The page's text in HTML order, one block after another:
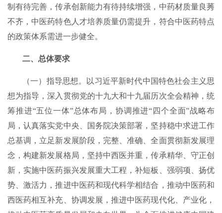
制有待完善，传承创新能力有待持续增强，中药材质量良莠
不齐，中医药特色人才培养质量仍需提升，符合中医药特点
的政策体系需进一步健全。
二、总体要求
（一）指导思想。以习近平新时代中国特色社会主义思
想为指导，深入贯彻党的十九大和十九届历次全会精神，统
筹推进“五位一体”总体布局，协调推进“四个全面”战略布
局，认真落实党中央、国务院决策部署，坚持稳中求进工作
总基调，立足新发展阶段，完整、准确、全面贯彻新发展理
念，构建新发展格局，坚持中西医并重，传承精华、守正创
新，实施中医药振兴发展重大工程，补短板、强弱项、扬优
势、激活力，推进中医药和现代科学相结合，推动中医药和
西医药相互补充、协调发展，推进中医药现代化、产业化，